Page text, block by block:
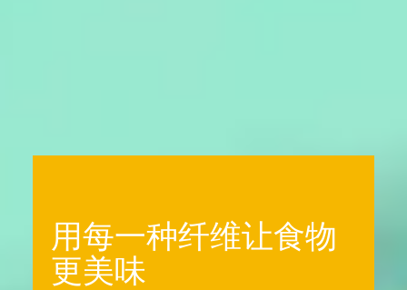
用每一种纤维让食物
更美味